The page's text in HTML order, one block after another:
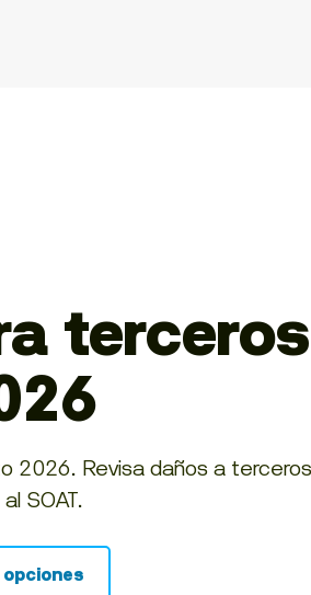
terceros
2026. Revisa daños a
SOAT.